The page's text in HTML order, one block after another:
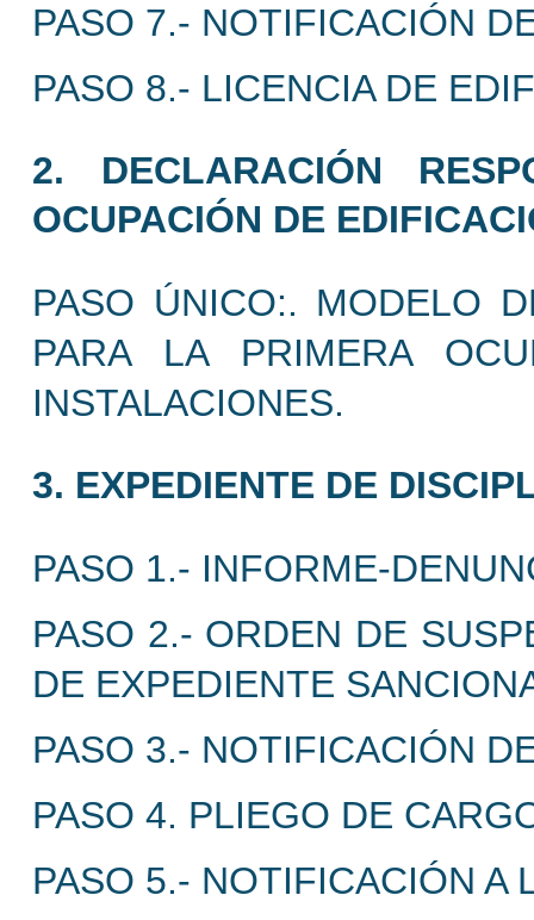
PASO 7.- NOTIFICACIÓN
PASO 8.- LICENCIA DE
2. DECLARACIÓN
OCUPACIÓN DE
PASO ÚNICO:. MODELO
PARA LA PRIMERA
INSTALACIONES.
3. EXPEDIENTE DE
PASO 1.- INFORME-
PASO 2.- ORDEN DE
DE EXPEDIENTE
PASO 3.- NOTIFICACIÓN
PASO 4. PLIEGO DE
PASO 5.- NOTIFICACIÓN A